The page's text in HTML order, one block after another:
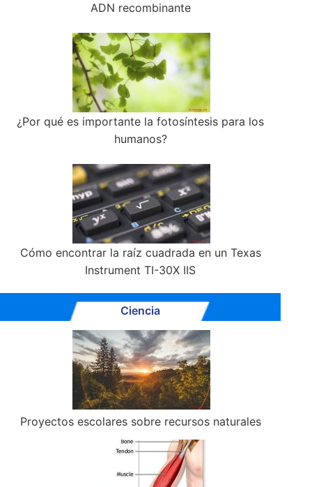
ADN recombinante
¿Por qué es importante la fotosíntesis para los
humanos?
Cómo encontrar la raíz cuadrada en un Texas
Instrument TI-30X IIS
Ciencia
Proyectos escolares sobre recursos naturales